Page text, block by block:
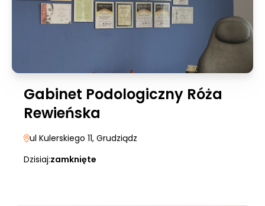
Gabinet Podologiczny Róża
Rewieńska
ul Kulerskiego 11, Grudziądz
Dzisiaj:zamknięte